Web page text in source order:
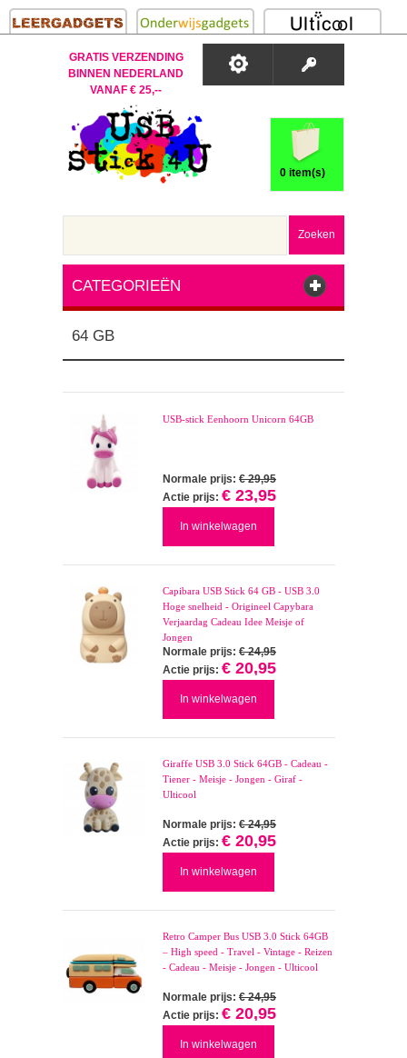
GRATIS VERZENDING
BINNEN NEDERLAND
VANAF € 25,--
0 item(s)
Zoeken
CATEGORIEËN
64 GB
USB-stick Eenhoorn Unicorn 64GB
Normale prijs: € 29,95
Actie prijs: € 23,95
In winkelwagen
Capibara USB Stick 64 GB - USB 3.0
Hoge snelheid - Origineel Capybara
Verjaardag Cadeau Idee Meisje of
Jongen
Normale prijs: € 24,95
Actie prijs: € 20,95
In winkelwagen
Giraffe USB 3.0 Stick 64GB - Cadeau -
Tiener - Meisje - Jongen - Giraf -
Ulticool
Normale prijs: € 24,95
Actie prijs: € 20,95
In winkelwagen
Retro Camper Bus USB 3.0 Stick 64GB
– High speed - Travel - Vintage - Reizen
- Cadeau - Meisje - Jongen - Ulticool
Normale prijs: € 24,95
Actie prijs: € 20,95
In winkelwagen